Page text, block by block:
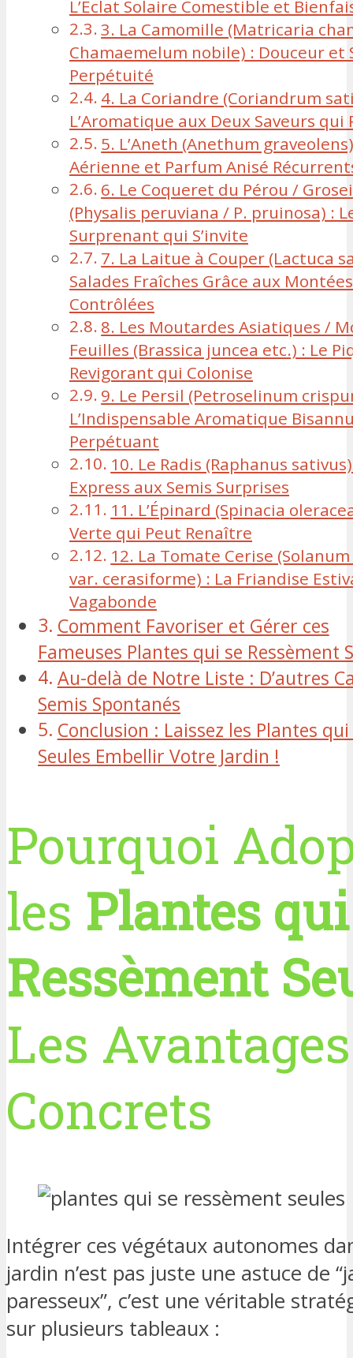
L’Éclat Solaire Comestible et
3. La Camomille (Matricaria
Chamaemelum nobile) : Douceur et
Perpétuité
4. La Coriandre (Coriandrum
L’Aromatique aux Deux Saveurs qui
5. L’Aneth (Anethum
Aérienne et Parfum Anisé
6. Le Coqueret du Pérou /
(Physalis peruviana / P. pruinosa) :
Surprenant qui S’invite
7. La Laitue à Couper (Lactuca
Salades Fraîches Grâce aux
Contrôlées
8. Les Moutardes Asiatiques /
Feuilles (Brassica juncea etc.) : Le
Revigorant qui Colonise
9. Le Persil (Petroselinum
L’Indispensable Aromatique
Perpétuant
10. Le Radis (Raphanus
Express aux Semis Surprises
11. L’Épinard (Spinacia
Verte qui Peut Renaître
12. La Tomate Cerise
var. cerasiforme) : La Friandise
Vagabonde
Comment Favoriser et Gérer ces
Fameuses Plantes qui se Ressèment
Au-delà de Notre Liste : D’autres
Semis Spontanés
Conclusion : Laissez les Plantes
Seules Embellir Votre Jardin !
Pourquoi
les Plantes
Ressèment
Les Avantages
Concrets
Intégrer ces végétaux autonomes
jardin n’est pas juste une astuce de
paresseux”, c’est une véritable
sur plusieurs tableaux :